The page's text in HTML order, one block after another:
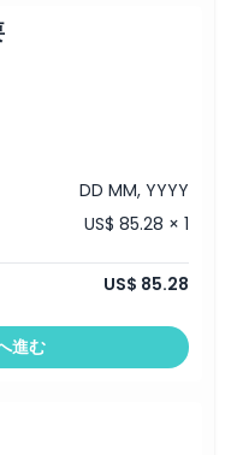
DD MM, YYYY
US$ 85.28 × 1
US$ 85.28
進む